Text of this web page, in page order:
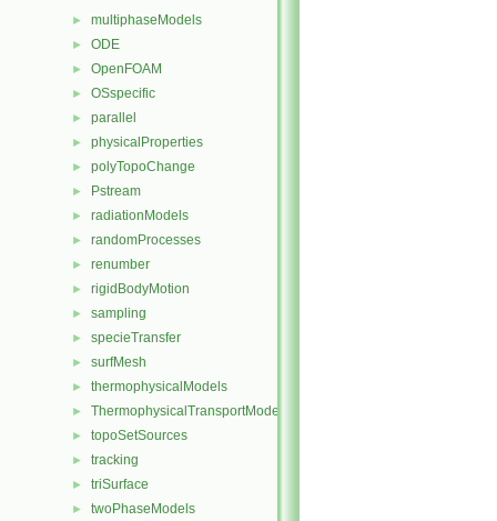
► multiphaseModels
► ODE
► OpenFOAM
► OSspecific
► parallel
► physicalProperties
► polyTopoChange
► Pstream
► radiationModels
► randomProcesses
► renumber
► rigidBodyMotion
► sampling
► specieTransfer
► surfMesh
► thermophysicalModels
► ThermophysicalTransportModels
► topoSetSources
► tracking
► triSurface
► twoPhaseModels